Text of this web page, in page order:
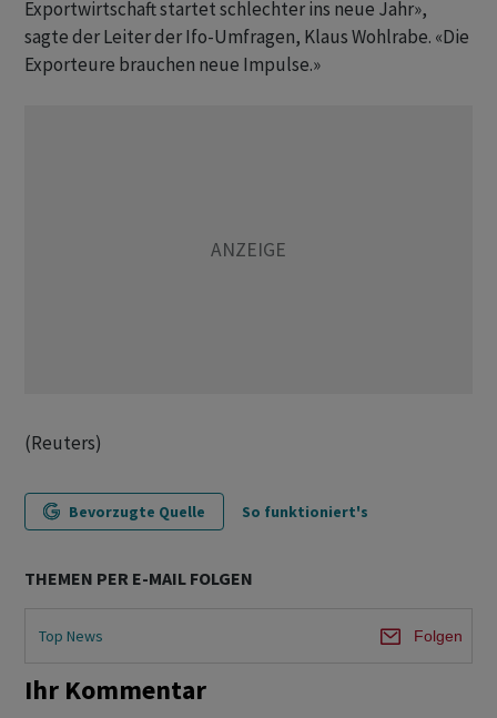
Exportwirtschaft startet schlechter ins neue Jahr»,
sagte der Leiter der Ifo-Umfragen, Klaus Wohlrabe. «Die
Exporteure brauchen neue Impulse.»
(Reuters)
Bevorzugte Quelle So funktioniert's
THEMEN PER E-MAIL FOLGEN
Top News Folgen
Ihr Kommentar